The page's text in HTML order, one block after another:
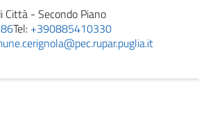
Città - Secondo Piano
Tel: +390885410330